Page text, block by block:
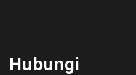
Hubungi